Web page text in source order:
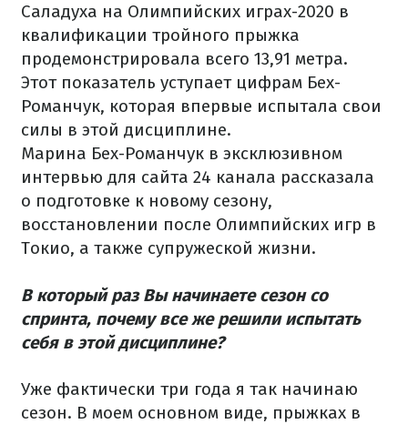
Саладуха на Олимпийских играх-2020 в
квалификации тройного прыжка
продемонстрировала всего 13,91 метра.
Этот показатель уступает цифрам Бех-
Романчук, которая впервые испытала свои
силы в этой дисциплине.
Марина Бех-Романчук в эксклюзивном
интервью для сайта 24 канала рассказала
о подготовке к новому сезону,
восстановлении после Олимпийских игр в
Токио, а также супружеской жизни.
В который раз Вы начинаете сезон со
спринта, почему все же решили испытать
себя в этой дисциплине?
Уже фактически три года я так начинаю
сезон. В моем основном виде, прыжках в